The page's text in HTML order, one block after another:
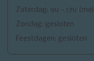
Zaterdag: 9u - 17u
Zondag: gesloten
Feestdagen: gesloten